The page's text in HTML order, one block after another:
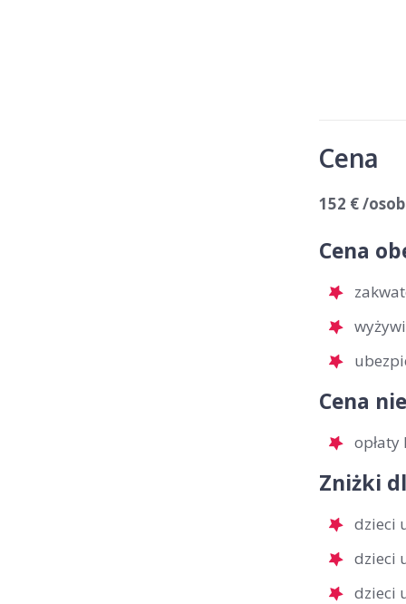
Cena
152 € /
Cena
Cena
Zniżki
dzieci
dzieci
dzieci